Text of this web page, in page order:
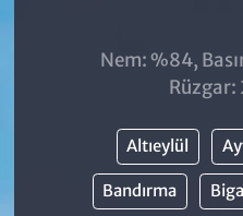
Nem: %84,
Altıeylül
Bandırma